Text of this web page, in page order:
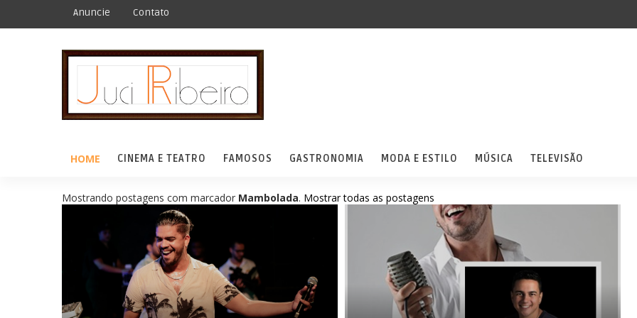
Anuncie Contato
HOME CINEMA E TEATRO FAMOSOS GASTRONOMIA MODA E ESTILO MÚSICA TELEVISÃO
Mostrando postagens com marcador Mambolada. Mostrar todas as postagens